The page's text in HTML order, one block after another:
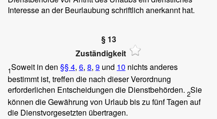
Interesse an der Beurlaubung schriftlich anerkannt hat.
§ 13
Zuständigkeit
1Soweit in den §§ 4, 6, 8, 9 und 10 nichts anderes
bestimmt ist, treffen die nach dieser Verordnung
erforderlichen Entscheidungen die Dienstbehörden. 2Sie
können die Gewährung von Urlaub bis zu fünf Tagen auf
die Dienstvorgesetzten übertragen.